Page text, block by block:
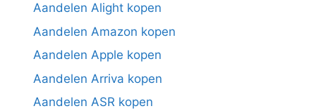
Aandelen Alight kopen
Aandelen Amazon kopen
Aandelen Apple kopen
Aandelen Arriva kopen
Aandelen ASR kopen